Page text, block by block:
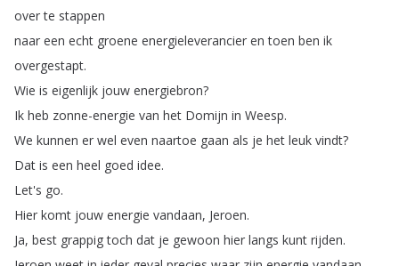
over te stappen
naar een echt groene energieleverancier en toen ben ik
overgestapt.
Wie is eigenlijk jouw energiebron?
Ik heb zonne-energie van het Domijn in Weesp.
We kunnen er wel even naartoe gaan als je het leuk vindt?
Dat is een heel goed idee.
Let's go.
Hier komt jouw energie vandaan, Jeroen.
Ja, best grappig toch dat je gewoon hier langs kunt rijden.